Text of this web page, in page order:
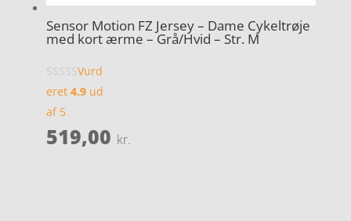
Sensor Motion FZ Jersey – Dame Cykeltrøje
med kort ærme – Grå/Hvid – Str. M
Vurd
eret 4.9ud
af 5
519,00 kr.